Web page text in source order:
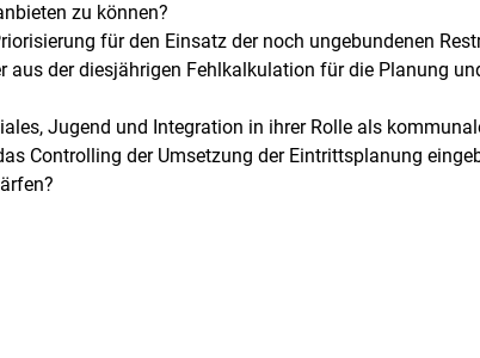
zu können?
für den Einsatz der noch ungebundenen
aus der diesjährigen Fehlkalkulation für die Planung
Jugend und Integration in ihrer Rolle als
Controlling der Umsetzung der Eintrittsplanung